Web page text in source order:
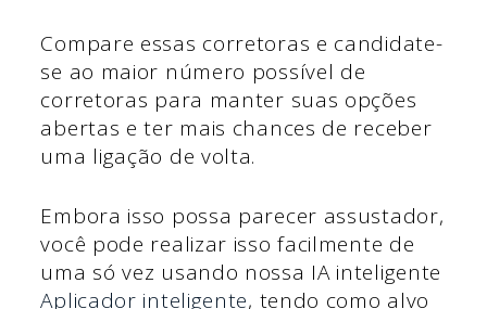
Compare essas corretoras e candidate-
se ao maior número possível de
corretoras para manter suas opções
abertas e ter mais chances de receber
uma ligação de volta.
Embora isso possa parecer assustador,
você pode realizar isso facilmente de
uma só vez usando nossa IA inteligente
Aplicador inteligente, tendo como alvo